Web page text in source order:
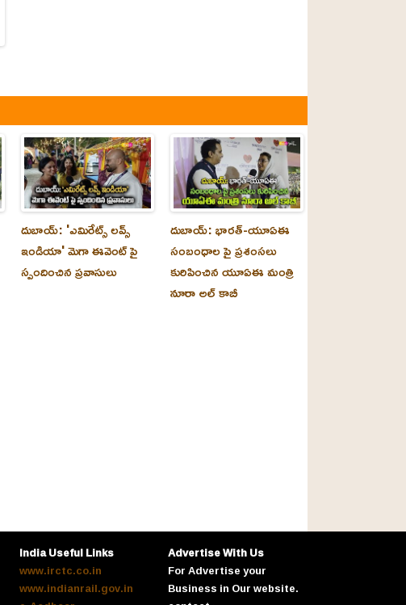
దుబాయ్‌: 'ఎమిరేట్స్ లవ్స్
ఇండియా' మెగా ఈవెంట్ పై
స్పందించిన ప్రవాసులు
దుబాయ్‌: భారత్-యూఏఈ
సంబంధాల పై ప్రశంసలు
కురిపించిన యూఏఈ మంత్రి
నూరా అల్‌ కాబీ
India Useful Links
www.irctc.co.in
www.indianrail.gov.in
Advertise With Us
For Advertise your
Business in Our website.